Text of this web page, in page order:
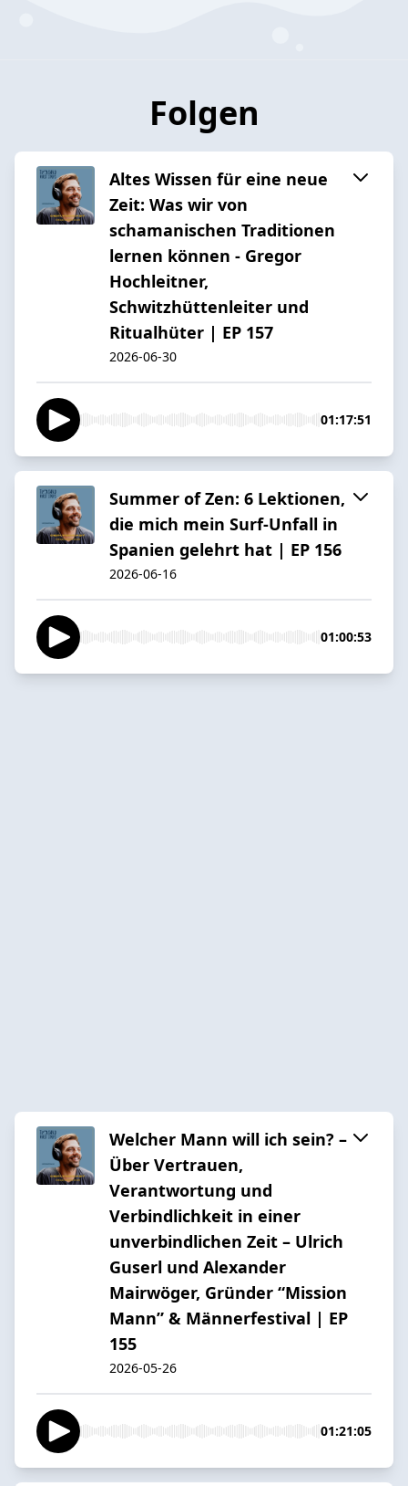
Folgen
Altes Wissen für eine neue
Zeit: Was wir von
schamanischen Traditionen
lernen können - Gregor
Hochleitner,
Schwitzhüttenleiter und
Ritualhüter | EP 157
2026-06-30
01:17:51
Summer of Zen: 6 Lektionen,
die mich mein Surf-Unfall in
Spanien gelehrt hat | EP 156
2026-06-16
01:00:53
Welcher Mann will ich sein? –
Über Vertrauen,
Verantwortung und
Verbindlichkeit in einer
unverbindlichen Zeit – Ulrich
Guserl und Alexander
Mairwöger, Gründer “Mission
Mann” & Männerfestival | EP
155
2026-05-26
01:21:05